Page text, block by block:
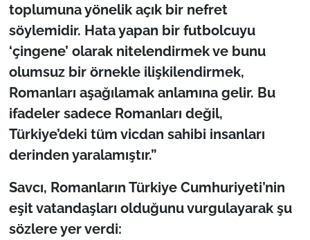
toplumuna yönelik açık bir nefret
söylemidir. Hata yapan bir futbolcuyu
‘çingene’ olarak nitelendirmek ve bunu
olumsuz bir örnekle ilişkilendirmek,
Romanları aşağılamak anlamına gelir. Bu
ifadeler sadece Romanları değil,
Türkiye’deki tüm vicdan sahibi insanları
derinden yaralamıştır.”
Savcı, Romanların Türkiye Cumhuriyeti’nin
eşit vatandaşları olduğunu vurgulayarak şu
sözlere yer verdi:
Gündem-Eğitim